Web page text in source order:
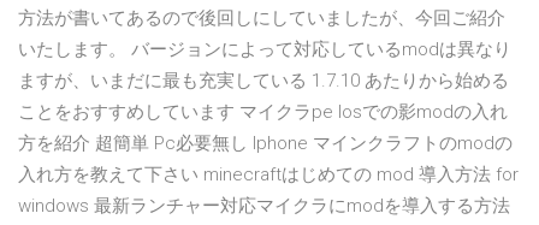
方法が書いてあるので後回しにしていましたが、今回ご紹介
いたします。 バージョンによって対応しているmodは異なり
ますが、いまだに最も充実している 1.7.10 あたりから始める
ことをおすすめしています マイクラpe Iosでの影modの入れ
方を紹介 超簡単 Pc必要無し Iphone マインクラフトのmodの
入れ方を教えて下さい minecraftはじめての mod 導入方法 for
windows 最新ランチャー対応マイクラにmodを導入する方法